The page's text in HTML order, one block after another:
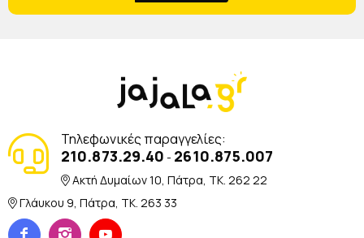
Τηλεφωνικές παραγγελίες:
210.873.29.40 - 2610.875.007
Ακτή Δυμαίων 10, Πάτρα, TK. 262 22
Γλάυκου 9, Πάτρα, TK. 263 33